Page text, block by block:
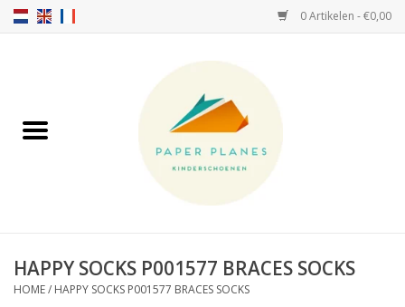
0 Artikelen - €0,00
FW26-27
HELLO HOSSY petten
HAPPY SOCKS P001577 BRACES SOCKS
HOME/ HAPPY SOCKS P001577 BRACES SOCKS